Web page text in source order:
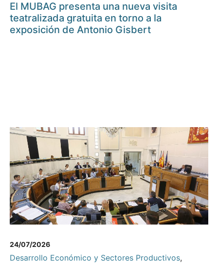
El MUBAG presenta una nueva visita
teatralizada gratuita en torno a la
exposición de Antonio Gisbert
24/07/2026
Desarrollo Económico y Sectores Productivos,